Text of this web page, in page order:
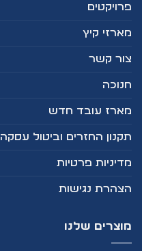
פרויקטים
מארזי קיץ
צור קשר
חנוכה
מארז עובד חדש
תקנון החזרים וביטול עסקה
מדיניות פרטיות
הצהרת נגישות
מוצרים שלנו